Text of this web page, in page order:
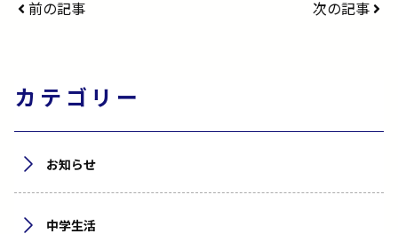
前の記事 次の記事
カテゴリー
お知らせ
中学生活